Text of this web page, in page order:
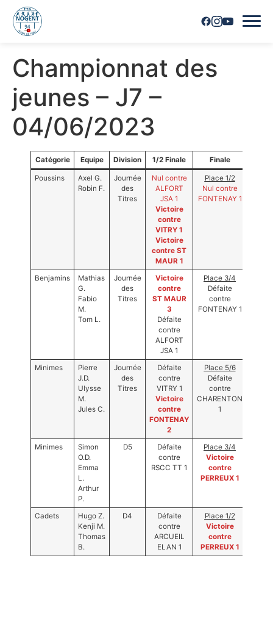
Accueil
Horaires
Inscriptions
Nous contacter
Les joueurs
Les équipes
Vie du club
Photos
Championnat des
jeunes – J7 –
04/06/2023
Catégorie Equipe Division 1/2 Finale Finale
Poussins
Axel G.
Robin F.
Journée
des
Titres
Nul contre
ALFORT
JSA 1
Victoire
contre
VITRY 1
Victoire
contre ST
MAUR 1
Place 1/2
Nul contre
FONTENAY 1
Benjamins
Mathias
G.
Fabio
M.
Tom L.
Journée
des
Titres
Victoire
contre
ST MAUR
3
Défaite
contre
ALFORT
JSA 1
Place 3/4
Défaite
contre
FONTENAY 1
Minimes
Pierre
J.D.
Ulysse
M.
Jules C.
Journée
des
Titres
Défaite
contre
VITRY 1
Victoire
contre
FONTENAY
2
Place 5/6
Défaite
contre
CHARENTON
1
Minimes
Simon
O.D.
Emma
L.
Arthur
P.
D5
Défaite
contre
RSCC TT 1
Place 3/4
Victoire
contre
PERREUX 1
Cadets
Hugo Z.
Kenji M.
Thomas
B.
D4
Défaite
contre
ARCUEIL
ELAN 1
Place 1/2
Victoire
contre
PERREUX 1